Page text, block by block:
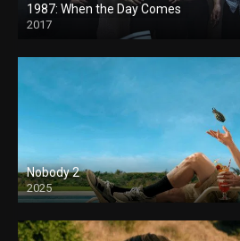
1987: When the Day Comes
2017
Nobody 2
2025